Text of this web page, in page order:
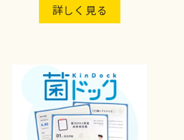
詳しく見る